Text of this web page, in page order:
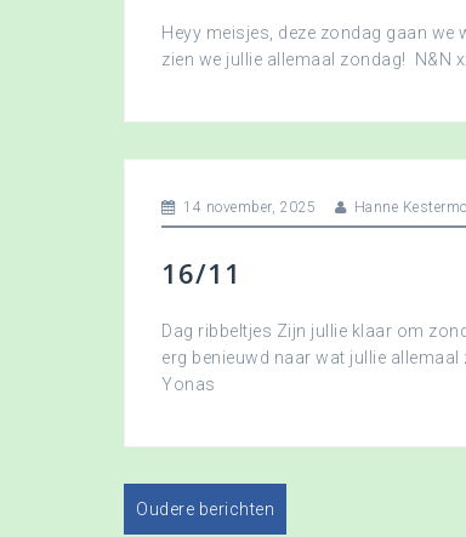
Heyy meisjes, deze zondag gaan we
zien we jullie allemaal zondag! N&N
14 november, 2025 Hanne
16/11
Dag ribbeltjes Zijn jullie klaar om
erg benieuwd naar wat jullie allemaal
Yonas
Oudere berichten